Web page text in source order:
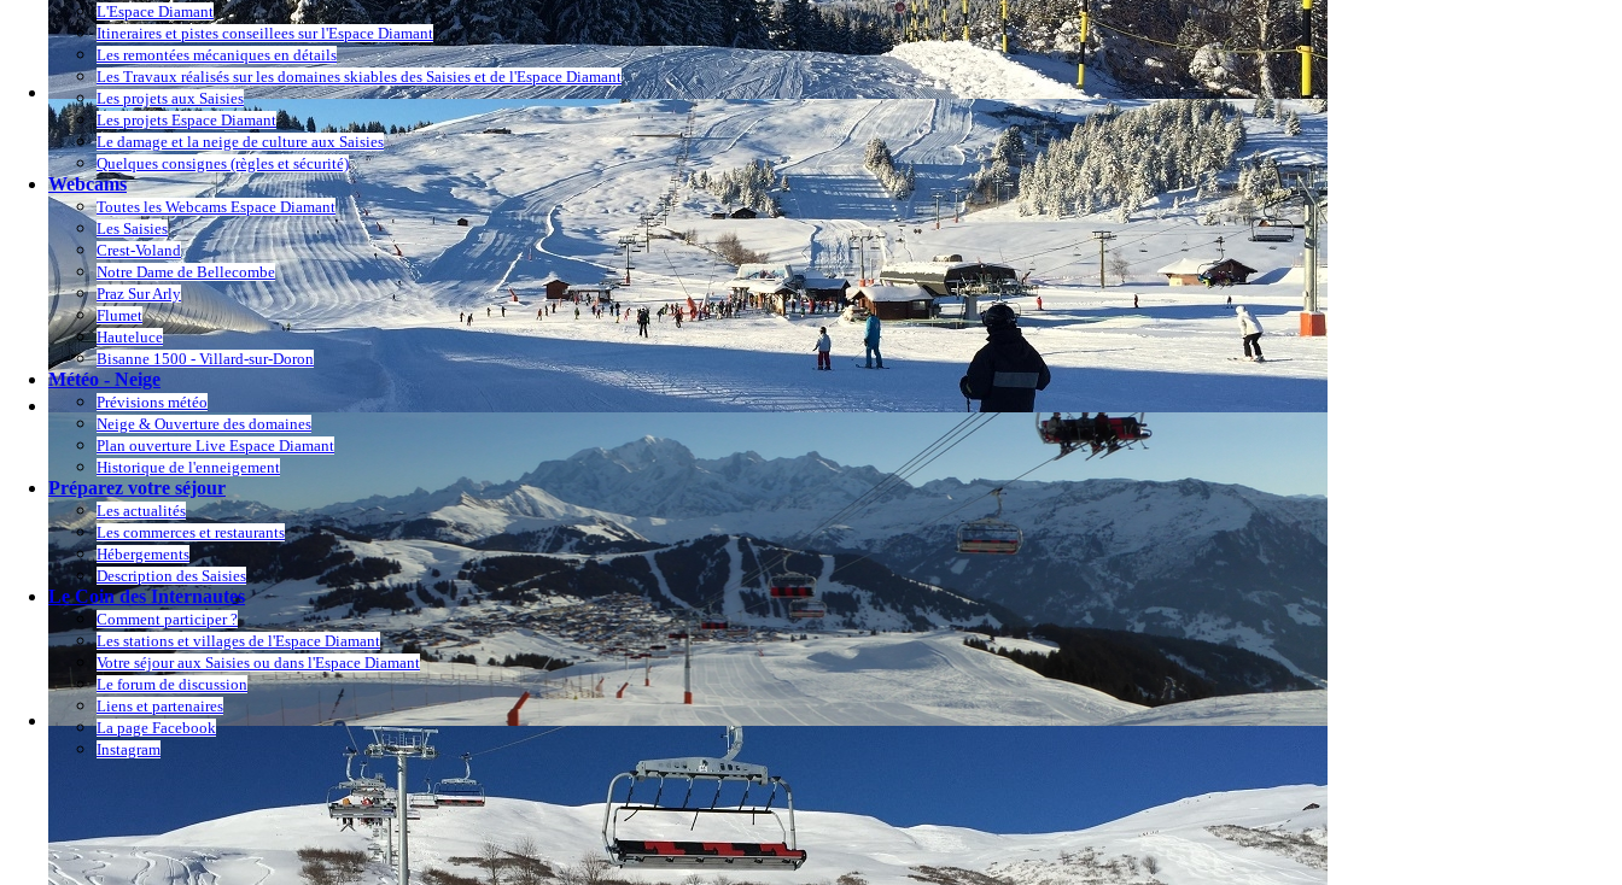
L'Espace Diamant
Itineraires et pistes conseillees sur l'Espace Diamant
Les remontées mécaniques en détails
Les Travaux réalisés sur les domaines skiables des Saisies et de l'Espace Diamant
Les projets aux Saisies
Les projets Espace Diamant
Le damage et la neige de culture aux Saisies
Quelques consignes (règles et sécurité)
Webcams
Toutes les Webcams Espace Diamant
Les Saisies
Crest-Voland
Notre Dame de Bellecombe
Praz Sur Arly
Flumet
Hauteluce
Bisanne 1500 - Villard-sur-Doron
Météo - Neige
Prévisions météo
Neige & Ouverture des domaines
Plan ouverture Live Espace Diamant
Historique de l'enneigement
Préparez votre séjour
Les actualités
Les commerces et restaurants
Hébergements
Description des Saisies
Le Coin des Internautes
Comment participer ?
Les stations et villages de l'Espace Diamant
Votre séjour aux Saisies ou dans l'Espace Diamant
Le forum de discussion
Liens et partenaires
La page Facebook
Instagram